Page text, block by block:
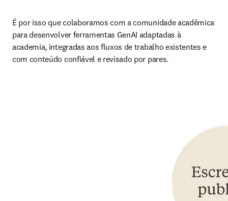
É por isso que colaboramos com a comunidade acadêmica
para desenvolver ferramentas GenAI adaptadas à
academia, integradas aos fluxos de trabalho existentes e
com conteúdo confiável e revisado por pares.